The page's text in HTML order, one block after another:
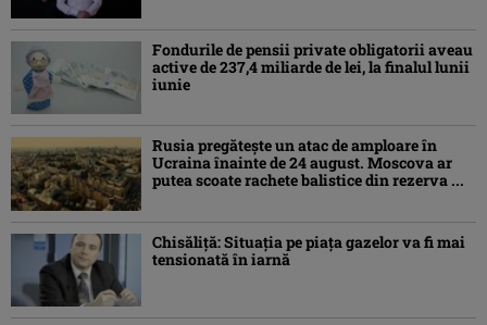
Fondurile de pensii private obligatorii aveau
active de 237,4 miliarde de lei, la finalul lunii
iunie
Rusia pregătește un atac de amploare în
Ucraina înainte de 24 august. Moscova ar
putea scoate rachete balistice din rezerva ...
Chisăliţă: Situaţia pe piaţa gazelor va fi mai
tensionată în iarnă